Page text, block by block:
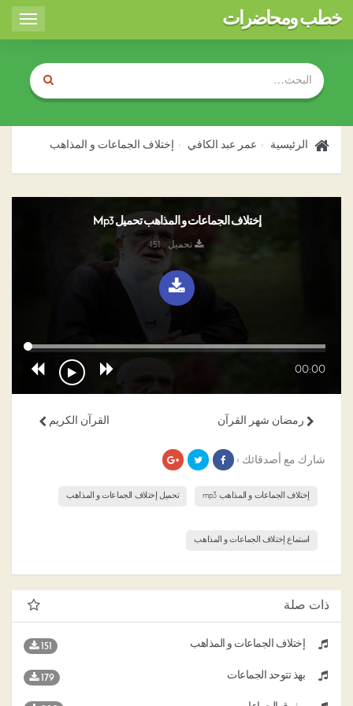
Toggle
خطب ومحاضرات
الرئيسية عمر عبد الكافي إختلاف الجماعات و المذاهب
إختلاف الجماعات و المذاهب تحميل Mp3
تحميل : 151
00:00
القرآن الكريم رمضان شهر القرآن
شارك مع أصدقائك ›
إختلاف الجماعات و المذاهب mp3 تحميل إختلاف الجماعات و المذاهب
استماع إختلاف الجماعات و المذاهب
ذات صلة
إختلاف الجماعات و المذاهب 151
بهذ تتوحد الجماعات 179